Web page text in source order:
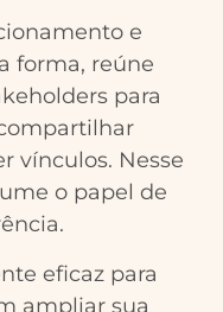
e
forma, reúne
para
vínculos. Nesse
o papel de
eficaz para
ampliar sua